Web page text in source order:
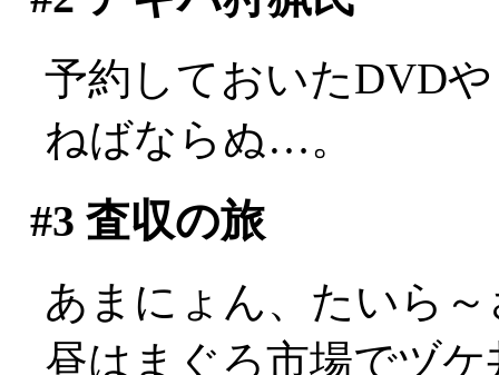
予約しておいたDVD
ねばならぬ…。
#3 査収の旅
あまにょん、たいら
昼はまぐろ市場でヅ